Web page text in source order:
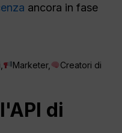
ancora in fase
Marketer,
Creatori di
di